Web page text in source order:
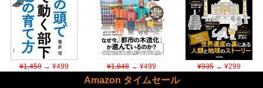
¥1,459→ ¥499 ¥1,848→ ¥499 ¥935→ ¥299
Amazon タイムセール